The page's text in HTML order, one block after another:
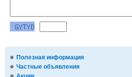
Полезная информация
Частные объявления